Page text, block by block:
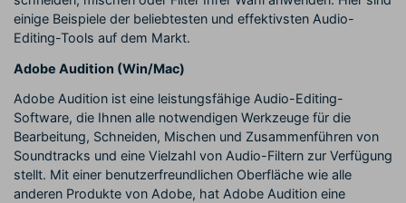
einige Beispiele der beliebtesten und effektivsten Audio-
Editing-Tools auf dem Markt.
Adobe Audition (Win/Mac)
Adobe Audition ist eine leistungsfähige Audio-Editing-
Software, die Ihnen alle notwendigen Werkzeuge für die
Bearbeitung, Schneiden, Mischen und Zusammenführen von
Soundtracks und eine Vielzahl von Audio-Filtern zur Verfügung
stellt. Mit einer benutzerfreundlichen Oberfläche wie alle
anderen Produkte von Adobe, hat Adobe Audition eine